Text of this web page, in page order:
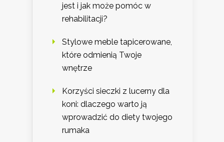
jest i jak może pomóc w
rehabilitacji?
Stylowe meble tapicerowane,
które odmienią Twoje
wnętrze
Korzyści sieczki z lucerny dla
koni: dlaczego warto ją
wprowadzić do diety twojego
rumaka